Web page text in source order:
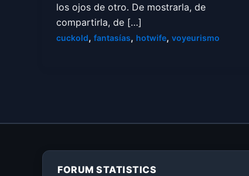
los ojos de otro. De mostrarla, de
compartirla, de […]
cuckold, fantasías, hotwife, voyeurismo
FORUM STATISTICS